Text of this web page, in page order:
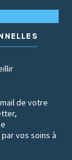
de votre
vos soins à